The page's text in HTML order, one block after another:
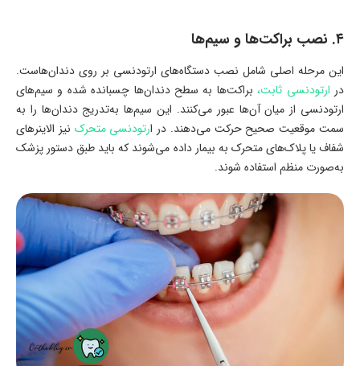
۴. نصب براکت‌ها و سیم‌ها
این مرحله اصلی شامل نصب دستگاه‌های ارتودنسی بر روی دندان‌هاست.
در ارتودنسی ثابت،براکت‌ها به سطح دندان‌ها چسبانده شده و سیم‌های
ارتودنسی از میان آن‌ها عبور می‌کنند. این سیم‌ها به‌تدریج دندان‌ها را به
سمت موقعیت صحیح حرکت می‌دهند. در ارتودنسی متحرک نیز الاینرهای
شفاف یا پلاک‌های متحرک به بیمار داده می‌شوند که باید طبق دستور پزشک
به‌صورت منظم استفاده شوند.